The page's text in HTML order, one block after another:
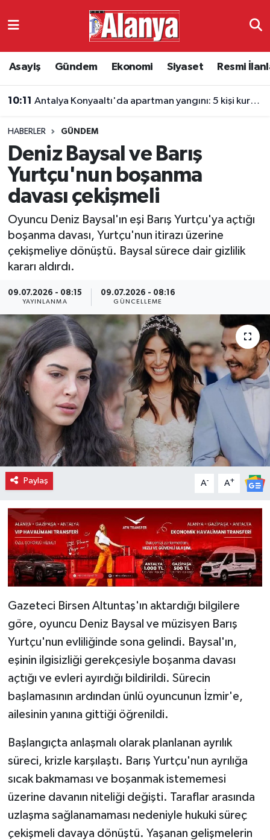
Asayiş Gündem Ekonomi Siyaset Resmi
10:11 Antalya Konyaaltı'da apartman yangını: 5 kişi kurtarıldı
HABERLER GÜNDEM
Deniz Baysal ve Barış
Yurtçu'nun boşanma
davası çekişmeli
Oyuncu Deniz Baysal'ın eşi Barış Yurtçu'ya açtığı
boşanma davası, Yurtçu'nun itirazı üzerine
çekişmeliye dönüştü. Baysal sürece dair gizlilik
kararı aldırdı.
09.07.2026 - 08:15
YAYINLANMA
09.07.2026 - 08:16
GÜNCELLEME
Paylaş A- A+
Gazeteci Birsen Altuntaş'ın aktardığı bilgilere
göre, oyuncu Deniz Baysal ve müzisyen Barış
Yurtçu'nun evliliğinde sona gelindi. Baysal'ın,
eşinin ilgisizliği gerekçesiyle boşanma davası
açtığı ve evleri ayırdığı bildirildi. Sürecin
başlamasının ardından ünlü oyuncunun İzmir'e,
ailesinin yanına gittiği öğrenildi.
Başlangıçta anlaşmalı olarak planlanan ayrılık
süreci, krizle karşılaştı. Barış Yurtçu'nun ayrılığa
sıcak bakmaması ve boşanmak istememesi
üzerine davanın niteliği değişti. Taraflar arasında
uzlaşma sağlanamaması nedeniyle hukuki süreç
çekişmeli davaya dönüştü. Yaşanan gelişmelerin
Ekonomi
Resmi İlanlar
Alanyaspor
Turizm
E-Gazete
Antalya Namaz Vakitleri
Süper Lig Puan Durumu ve Fikstür
Tüm Manşetler
Son Dakika Haberleri
Haber Arşivi